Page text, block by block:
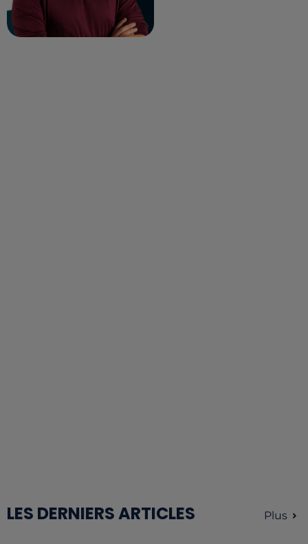
LES DERNIERS ARTICLES Plus